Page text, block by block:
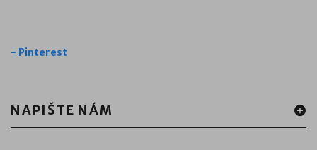
- Pinterest
NAPIŠTE NÁM